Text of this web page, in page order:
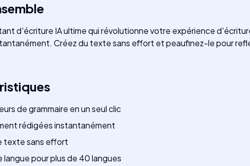
d'écriture IA ultime qui révolutionne votre expérience
Créez du texte sans effort et peaufinez-le pour
de grammaire en un seul clic
rédigées instantanément
texte sans effort
pour plus de 40 langues